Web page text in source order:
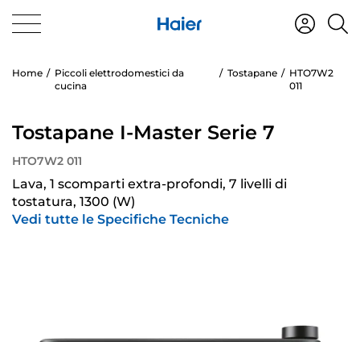
Home
Piccoli elettrodomestici da
cucina
Tostapane
HTO7W2
011
Tostapane I-Master Serie 7
HTO7W2 011
Lava, 1 scomparti extra-profondi, 7 livelli di
tostatura, 1300 (W)
Vedi tutte le Specifiche Tecniche